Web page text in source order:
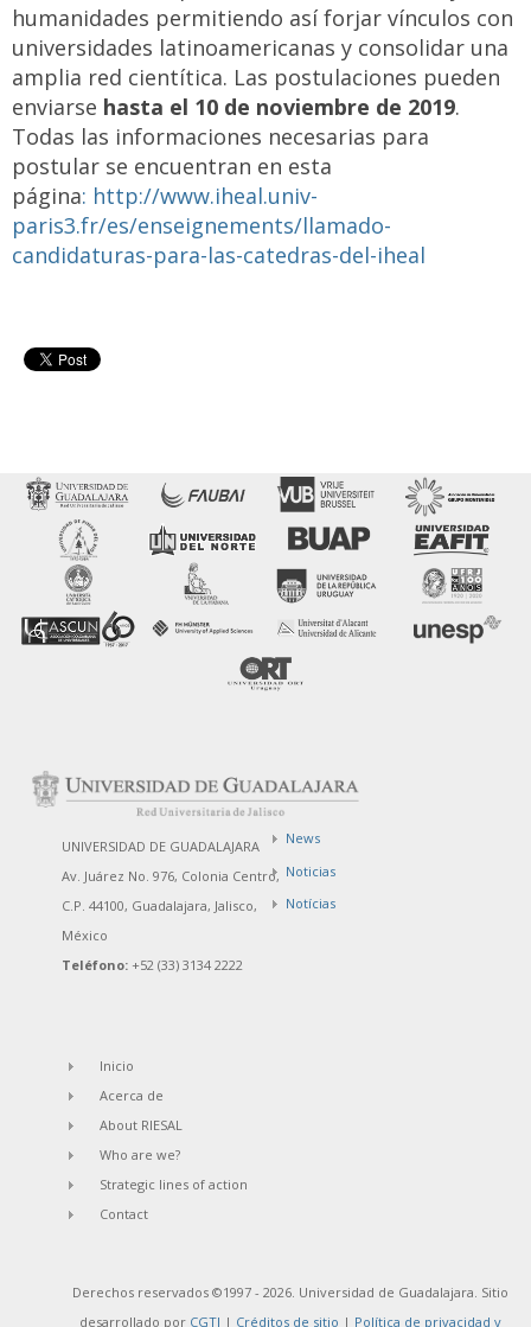
humanidades permitiendo así forjar vínculos con
universidades latinoamericanas y consolidar una
amplia red cientítica. Las postulaciones pueden
enviarse hasta el 10 de noviembre de 2019.
Todas las informaciones necesarias para
postular se encuentran en esta
página: http://www.iheal.univ-
paris3.fr/es/enseignements/llamado-
candidaturas-para-las-catedras-del-iheal
UNIVERSIDAD DE GUADALAJARA
Av. Juárez No. 976, Colonia Centro,
C.P. 44100, Guadalajara, Jalisco,
México
Teléfono: +52 (33) 3134 2222
News
Noticias
Notícias
Inicio
Acerca de
About RIESAL
Who are we?
Strategic lines of action
Contact
Derechos reservados ©1997 - 2026. Universidad de Guadalajara. Sitio
desarrollado por CGTI | Créditos de sitio | Política de privacidad y